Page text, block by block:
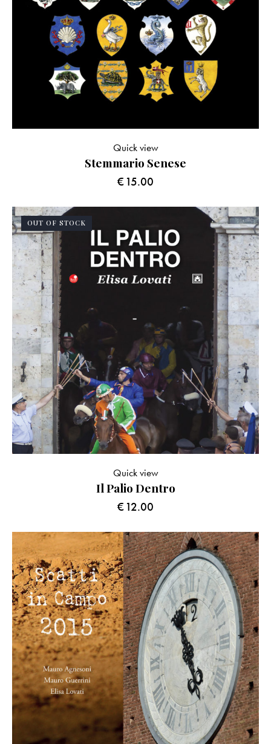
Stemmario Senese
€15.00
Quick view
OUT OF STOCK
Il Palio Dentro
€12.00
Quick view